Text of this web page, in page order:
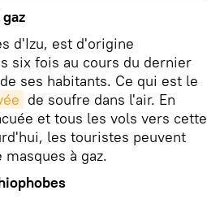
d'Izu, est d'origine
six fois au cours du dernier
ses habitants. Ce qui est le
de soufre dans l'air. En
et tous les vols vers cette
les touristes peuvent
à gaz.